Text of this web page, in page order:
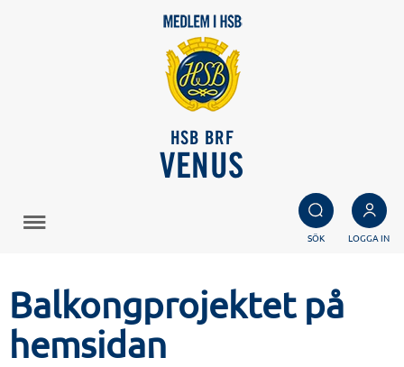
HSB BRF
VENUS
SÖK LOGGA IN
Balkongprojektet på
hemsidan